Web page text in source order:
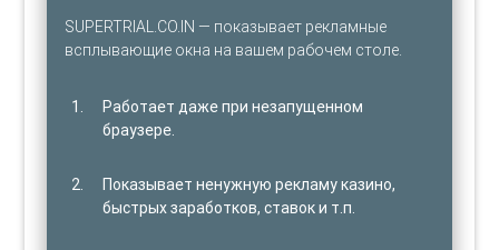
SUPERTRIAL.CO.IN — показывает рекламные
всплывающие окна на вашем рабочем столе.
Работает даже при незапущенном
браузере.
Показывает ненужную рекламу казино,
быстрых заработков, ставок и т.п.